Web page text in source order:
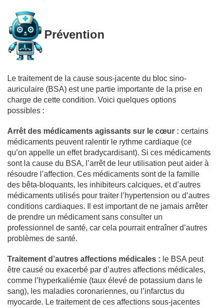
Prévention
Le traitement de la cause sous-jacente du bloc sino-
auriculaire (BSA) est une partie importante de la prise en
charge de cette condition. Voici quelques options
possibles :
Arrêt des médicaments agissants sur le cœur : certains
médicaments peuvent ralentir le rythme cardiaque (ce
qu’on appelle un effet bradycardisant). Si ces médicaments
sont la cause du BSA, l’arrêt de leur utilisation peut aider à
résoudre l’affection. Ces médicaments sont de la famille
des bêta-bloquants, les inhibiteurs calciques, et d’autres
médicaments utilisés pour traiter l’hypertension ou d’autres
conditions cardiaques. Il est important de ne jamais arrêter
de prendre un médicament sans consulter un
professionnel de santé, car cela pourrait entraîner d’autres
problèmes de santé.
Traitement d’autres affections médicales : le BSA peut
être causé ou exacerbé par d’autres affections médicales,
comme l’hyperkaliémie (taux élevé de potassium dans le
sang), les maladies coronariennes, ou l’infarctus du
myocarde. Le traitement de ces affections sous-jacentes